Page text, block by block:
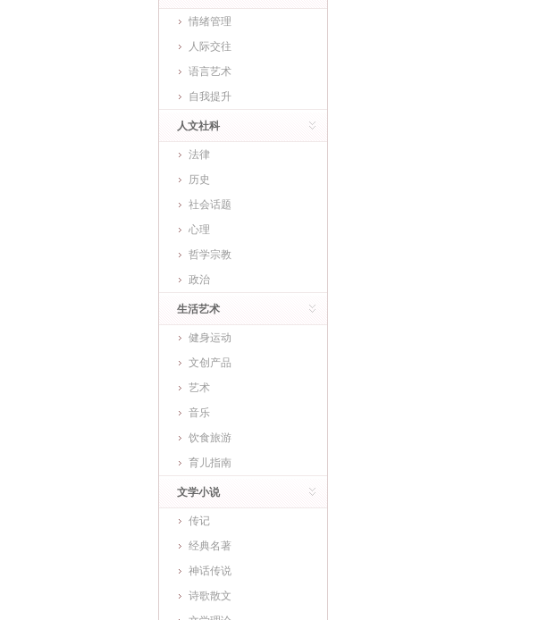
情绪管理
人际交往
语言艺术
自我提升
人文社科
法律
历史
社会话题
心理
哲学宗教
政治
生活艺术
健身运动
文创产品
艺术
音乐
饮食旅游
育儿指南
文学小说
传记
经典名著
神话传说
诗歌散文